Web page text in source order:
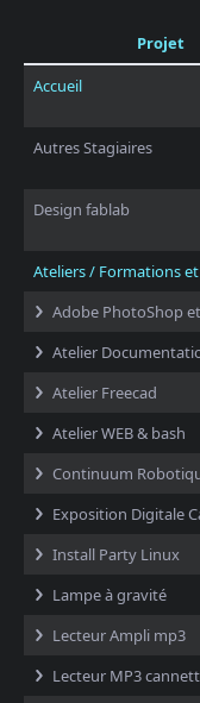
Projet
Accueil
Autres Stagiaires
Design fablab
Ateliers / Formations
Adobe PhotoShop
Atelier
Atelier Freecad
Atelier WEB & bash
Continuum
Exposition Digitale
Install Party Linux
Lampe à gravité
Lecteur Ampli mp3
Lecteur MP3